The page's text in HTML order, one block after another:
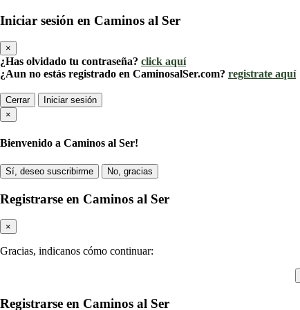
Iniciar sesión en Caminos al Ser
×
¿Has olvidado tu contraseña? click aquí
¿Aun no estás registrado en CaminosalSer.com? registrate aquí
Cerrar
Iniciar sesión
×
Bienvenido a Caminos al Ser!
Sí, deseo suscribirme No, gracias
Registrarse en Caminos al Ser
×
Gracias, indicanos cómo continuar:
Registrarse en Caminos al Ser